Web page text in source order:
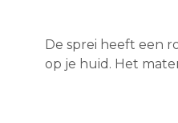
De sprei heeft een
op je huid. Het